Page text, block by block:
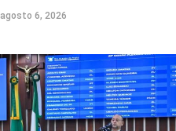
agosto 6, 2026